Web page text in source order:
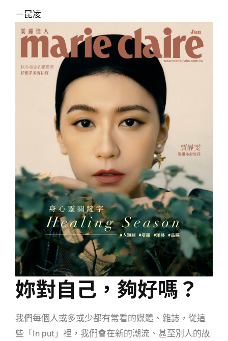
－昆凌
妳對自己，夠好嗎？
我們每個人或多或少都有常看的媒體、雜誌，從這
些「In put」裡，我們會在新的潮流、甚至別人的故